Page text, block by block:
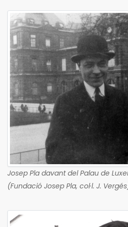
Josep Pla davant del Palau de
(Fundació Josep Pla, col·l. J.